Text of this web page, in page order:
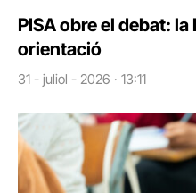
PISA obre el debat:
orientació
31 - juliol - 2026 · 13:11